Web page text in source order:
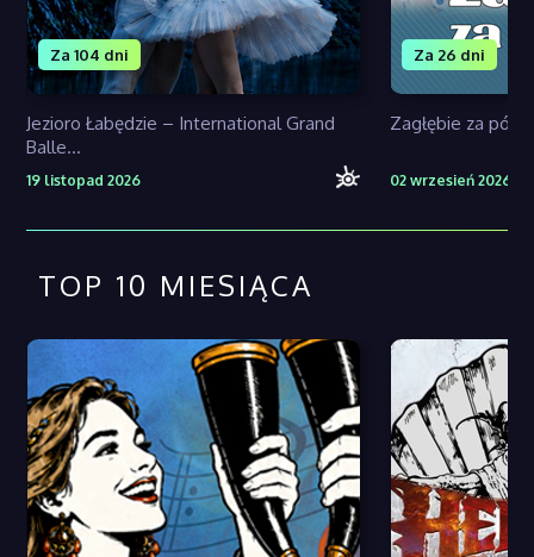
Jezioro Łabędzie – International Grand
Balle...
Za 104 dni
19 listopad 2026
Zagłębie za pół
Za 26 dni
02 wrzesień 2026
TOP 10 MIESIĄCA